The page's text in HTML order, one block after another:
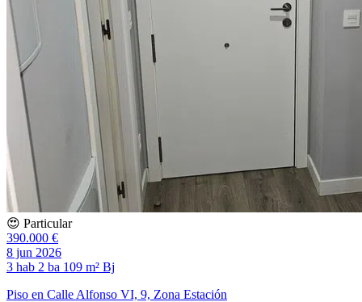
😍 Particular
390.000 €
8 jun 2026
3 hab 2 ba 109 m² Bj
Piso en Calle Alfonso VI, 9, Zona Estación